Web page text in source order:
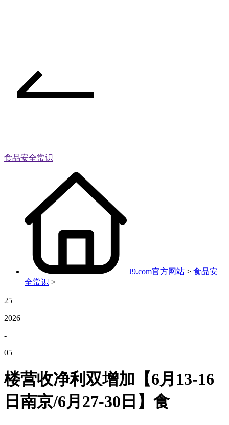
食品安全常识
J9.com官方网站 > 食品安
全常识 >
25
2026
-
05
楼营收净利双增加【6月13-16
日南京/6月27-30日】食